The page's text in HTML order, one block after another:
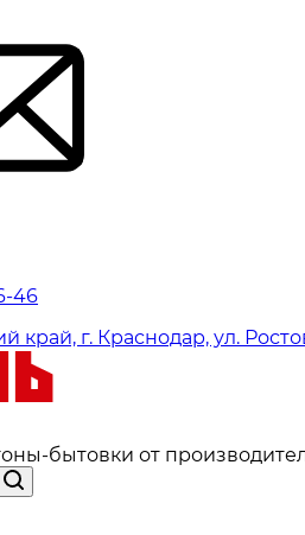
46
край, г. Краснодар, ул.
бытовки от